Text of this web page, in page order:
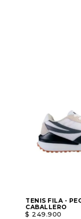
TENIS FILA -
CABALLERO
$ 249.900